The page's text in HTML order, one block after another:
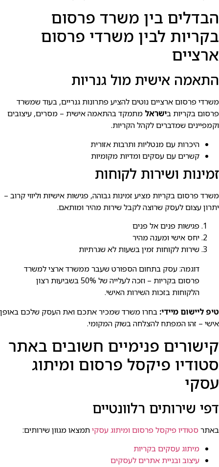
הבדלים בין משרד פרסום
בקריות לבין משרדי פרסום
ארציים
התאמה אישית מול גנריות
משרדי פרסום ארציים נוטים להציע פתרונות גנריים, בעוד שמשרד
פרסום בקריות בישראל מתמקד בהתאמה אישית – מסרים, עיצובים
וקמפיינים שמדברים לקהל הקריות.
היכרות עם מנטליות ותרבות אזורית
קשרים עם עסקים ומדיות מקומיות
זמינות ושירות לקוחות
משרד פרסום בקריות מציע זמינות גבוהה, פגישות אישיות וליווי קרוב –
יתרון עצום לעסק שרוצה לקבל שירות מהיר ומותאם.
פגישות פנים אל פנים
יחס אישי ומענה מהיר
שירות לקוחות זמין בשעות לא שגרתיות
דוגמה: עסק בתחום הספורט שעבר ממשרד ארצי למשרד
פרסום בקריות – וזכה לעלייה של 50% בשביעות רצון
הלקוחות בזכות השירות האישי.
טיפ ליישום מיידי: בחרו משרד שמכיר אתכם ואת העסק שלכם באופן
אישי – זהו המפתח להצלחה בשוק המקומי.
קישורים פנימיים חשובים באתר
סטודיו פיקסל פרסום ומיתוג
עסקי
דפי שירותים רלוונטיים
באתר סטודיו פיקסל פרסום ומיתוג עסקיתמצאו מגוון שירותים:
מיתוג עסקים בקריות
עיצוב ובניית אתרים לעסקים